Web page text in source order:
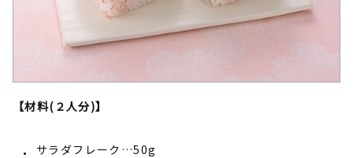
【材料(２人分)】
サラダフレーク…50g